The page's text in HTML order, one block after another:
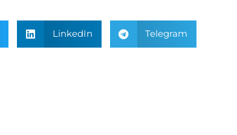
LinkedIn Telegram